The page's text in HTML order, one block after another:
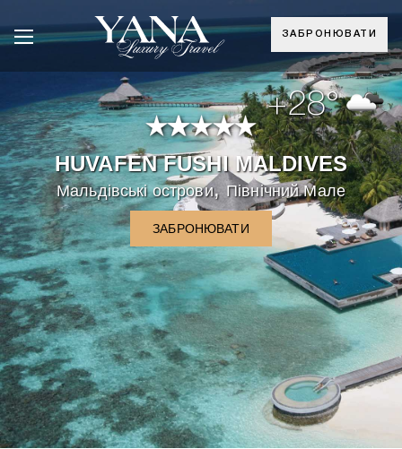
ЗАБРОНЮВАТИ
+28°
HUVAFEN FUSHI MALDIVES
Мальдівські острови,Північний Мале
ЗАБРОНЮВАТИ